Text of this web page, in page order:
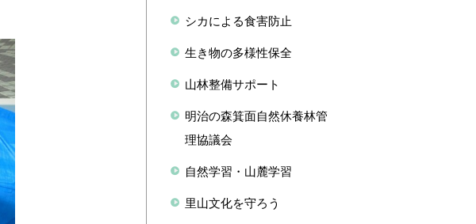
シカによる食害防止
生き物の多様性保全
山林整備サポート
明治の森箕面自然休養林管
理協議会
自然学習・山麓学習
里山文化を守ろう